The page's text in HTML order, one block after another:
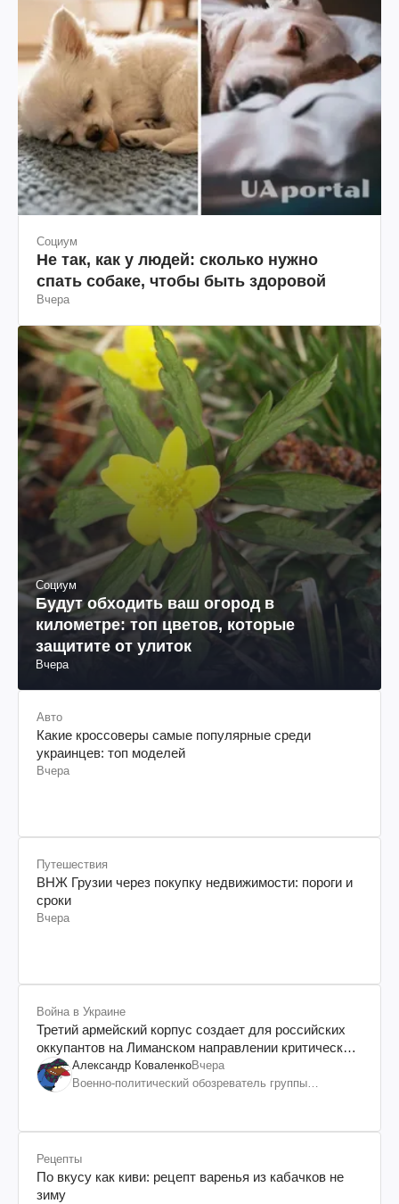
Социум
Не так, как у людей: сколько нужно
спать собаке, чтобы быть здоровой
Вчера
Социум
Будут обходить ваш огород в
километре: топ цветов, которые
защитите от улиток
Вчера
Авто
Какие кроссоверы самые популярные среди
украинцев: топ моделей
Вчера
Путешествия
ВНЖ Грузии через покупку недвижимости: пороги и
сроки
Вчера
Война в Украине
Третий армейский корпус создает для российских
оккупантов на Лиманском направлении критический
дискомфорт: как это удалось
Александр КоваленкоВчера
Военно-политический обозреватель группы
Рецепты
По вкусу как киви: рецепт варенья из кабачков не
зиму